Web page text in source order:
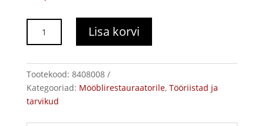
Lisa korvi
Tootekood: 8408008
Kategooriad: Mööblirestauraatorile, Tööriistad ja
tarvikud